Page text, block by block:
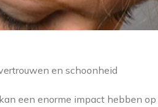
en schoonheid
een enorme impact hebben